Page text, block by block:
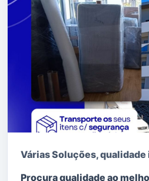
Várias Soluções, qualidade
Procura qualidade ao